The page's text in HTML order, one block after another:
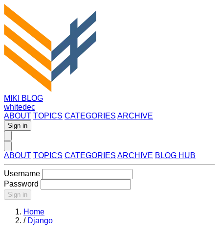
MIKI BLOG
whitedec
ABOUT TOPICS CATEGORIES ARCHIVE
Sign in
ABOUT TOPICS CATEGORIES ARCHIVE BLOG HUB
Username
Password
Sign in
Home
/ Django